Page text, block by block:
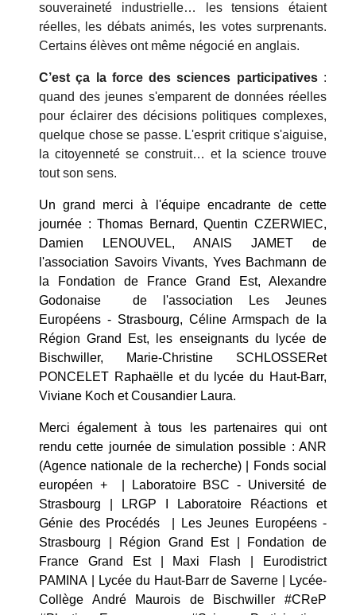
souveraineté industrielle… les tensions étaient
réelles, les débats animés, les votes surprenants.
Certains élèves ont même négocié en anglais.
C’est ça la force des sciences participatives:
quand des jeunes s'emparent de données réelles
pour éclairer des décisions politiques complexes,
quelque chose se passe. L'esprit critique s'aiguise,
la citoyenneté se construit… et la science trouve
tout son sens.
Un grand merci à l'équipe encadrante de cette
journée :Thomas Bernard,Quentin CZERWIEC,
Damien LENOUVEL, ANAIS JAMET de
l'association Savoirs Vivants, Yves Bachmann de
la
Fondation de France Grand Est, Alexandre
Godonaise de l'association
Les Jeunes
Européens - Strasbourg, Céline Armspach de la
Région Grand Est, les enseignants du lycée de
Bischwiller,
Marie-Christine SCHLOSSERet
PONCELET Raphaëlleet du lycée du Haut-Barr,
Viviane Koch etCousandier Laura.
Merci également à tous les partenaires qui ont
rendu cette journée de simulation possible : ANR
(Agence nationale de la recherche)|
Fonds social
européen +| Laboratoire BSC - Université de
Strasbourg
LRGP I Laboratoire Réactions et
Génie des Procédés
Les Jeunes Européens -
Strasbourg
Région Grand Est| Fondation de
France Grand Est| Maxi Flash
Eurodistrict
PAMINA | Lycée du Haut-Barr de Saverne | Lycée-
Collège André Maurois de Bischwiller #CReP